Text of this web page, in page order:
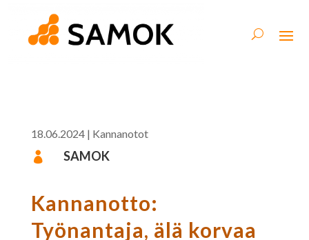
18.06.2024| Kannanotot
 SAMOK
Kannanotto:
Työnantaja, älä korvaa